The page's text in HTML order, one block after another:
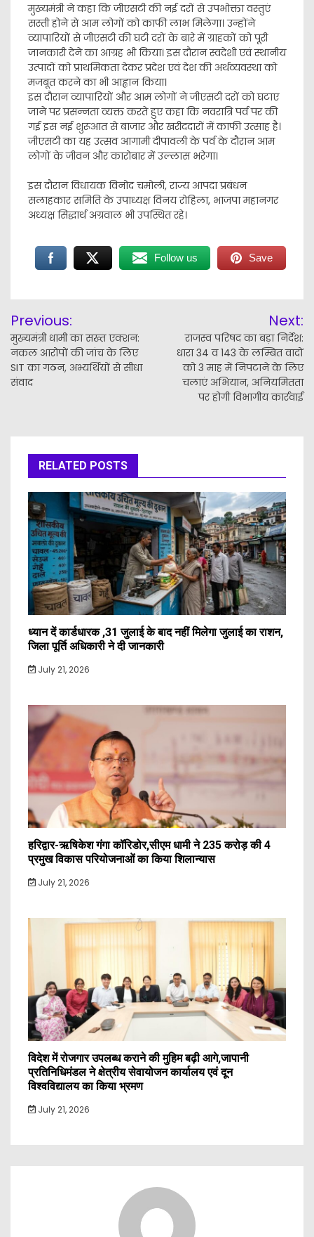
मुख्यमंत्री ने कहा कि जीएसटी की नई दरों से उपभोक्ता वस्तुएं
सस्ती होने से आम लोगों को काफी लाभ मिलेगा। उन्होंने
व्यापारियों से जीएसटी की घटी दरों के बारे में ग्राहकों को पूरी
जानकारी देने का आग्रह भी किया। इस दौरान स्वदेशी एवं स्थानीय
उत्पादों को प्राथमिकता देकर प्रदेश एवं देश की अर्थव्यवस्था को
मजबूत करने का भी आह्वान किया।
इस दौरान व्यापारियों और आम लोगों ने जीएसटी दरों को घटाए
जाने पर प्रसन्नता व्यक्त करते हुए कहा कि नवरात्रि पर्व पर की
गई इस नई शुरूआत से बाजार और खरीददारों में काफी उत्साह है।
जीएसटी का यह उत्सव आगामी दीपावली के पर्व के दौरान आम
लोगों के जीवन और कारोबार में उल्लास भरेगा।
इस दौरान विधायक विनोद चमोली, राज्य आपदा प्रबंधन
सलाहकार समिति के उपाध्यक्ष विनय रोहिला, भाजपा महानगर
अध्यक्ष सिद्धार्थ अग्रवाल भी उपस्थित रहे।
Follow us Save
navigation
Previous:
मुख्यमंत्री धामी का सख्त एक्शन:
नकल आरोपों की जांच के लिए
SIT का गठन, अभ्यर्थियों से सीधा
संवाद
Next:
राजस्व परिषद का बड़ा निर्देश:
धारा 34 व 143 के लम्बित वादों
को 3 माह में निपटाने के लिए
चलाएं अभियान, अनियमितता
पर होगी विभागीय कार्रवाई
RELATED POSTS
ध्यान दें कार्डधारक ,31 जुलाई के बाद नहीं मिलेगा जुलाई का राशन,
जिला पूर्ति अधिकारी ने दी जानकारी
July 21, 2026
हरिद्वार-ऋषिकेश गंगा कॉरिडोर,सीएम धामी ने 235 करोड़ की 4
प्रमुख विकास परियोजनाओं का किया शिलान्यास
July 21, 2026
विदेश में रोजगार उपलब्ध कराने की मुहिम बढ़ी आगे,जापानी
प्रतिनिधिमंडल ने क्षेत्रीय सेवायोजन कार्यालय एवं दून
विश्वविद्यालय का किया भ्रमण
July 21, 2026